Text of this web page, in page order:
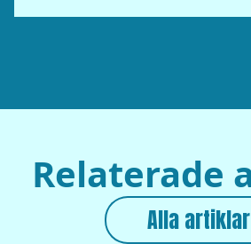
Relaterade
Alla artiklar